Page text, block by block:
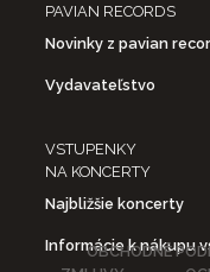
PAVIAN RECORDS
Novinky z pavian
Vydavateľstvo
VSTUPENKY
NA KONCERTY
Najbližšie koncerty
Informácie k nákupu
OBCHODNÉ